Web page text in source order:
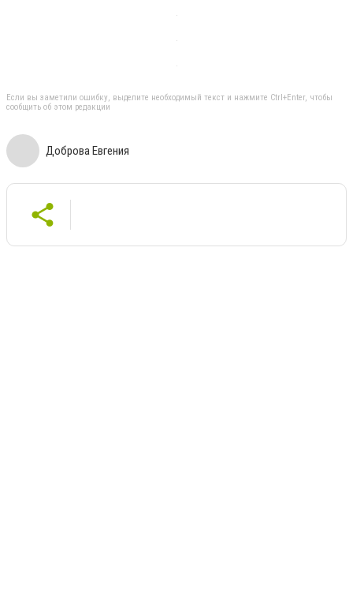
Если вы заметили ошибку, выделите необходимый текст и нажмите Ctrl+Enter, чтобы
сообщить об этом редакции
Доброва Евгения